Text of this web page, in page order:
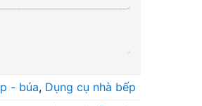
- búa, Dụng cụ nhà bếp